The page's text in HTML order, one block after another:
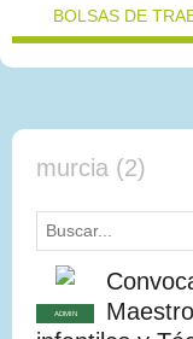
BOLSAS DE
murcia (2)
ADMIN